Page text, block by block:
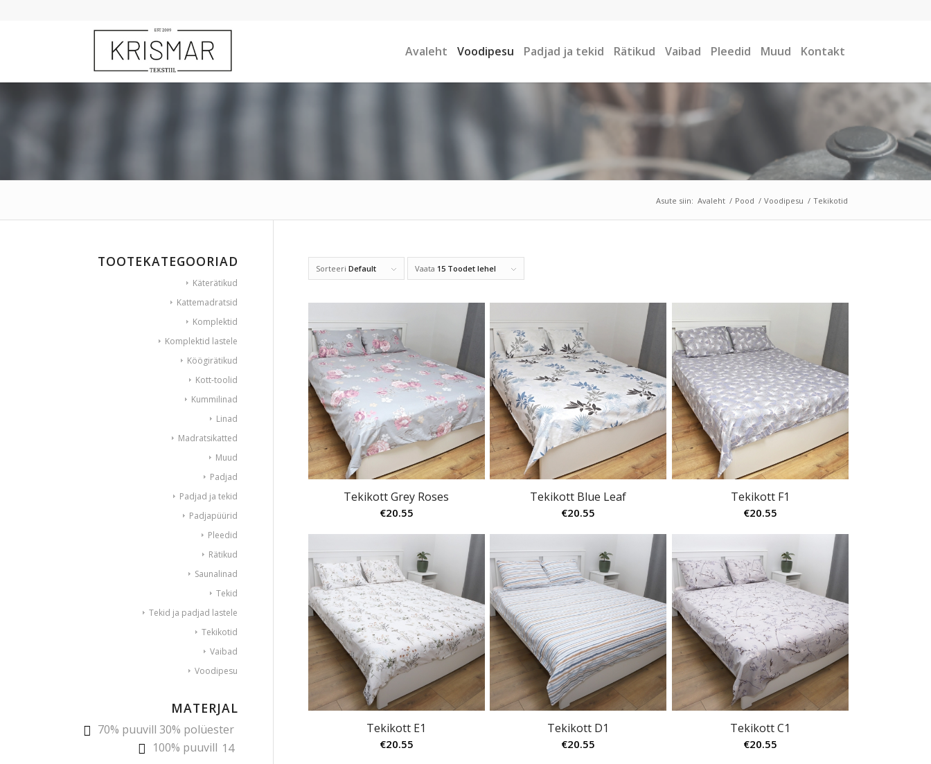
Avaleht Voodipesu Padjad ja tekid Rätikud Vaibad Pleedid Muud Kontakt
Asute siin: Avaleht / Pood / Voodipesu / Tekikotid
Sorteeri Default Vaata 15 Toodet lehel
Tekikott Grey Roses
€20.55
Tekikott Blue Leaf
€20.55
Tekikott F1
€20.55
Tekikott E1
€20.55
Tekikott D1
€20.55
Tekikott C1
€20.55
TOOTEKATEGOORIAD
Käterätikud
Kattemadratsid
Komplektid
Komplektid lastele
Köögirätikud
Kott-toolid
Kummilinad
Linad
Madratsikatted
Muud
Padjad
Padjad ja tekid
Padjapüürid
Pleedid
Rätikud
Saunalinad
Tekid
Tekid ja padjad lastele
Tekikotid
Vaibad
Voodipesu
MATERJAL
70% puuvill 30% polüester
100% puuvill 14